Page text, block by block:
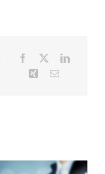
Facebook
LinkedIn
Xing E-